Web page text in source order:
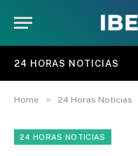
24 HORAS NOTICIAS
Home » 24 Horas Noticias
24 HORAS NOTICIAS